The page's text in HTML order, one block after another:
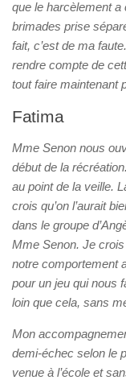
que le harcèlement a
brimades prise
fait, c’est de ma
rendre compte de
tout faire maintenant
Fatima
Mme Senon nous
début de la
au point de la veille.
crois qu’on l’aurait
dans le groupe
Mme Senon. Je crois
notre comportement
pour un jeu qui nous
loin que cela, sans
Mon
demi-échec selon le
venue à l’école et